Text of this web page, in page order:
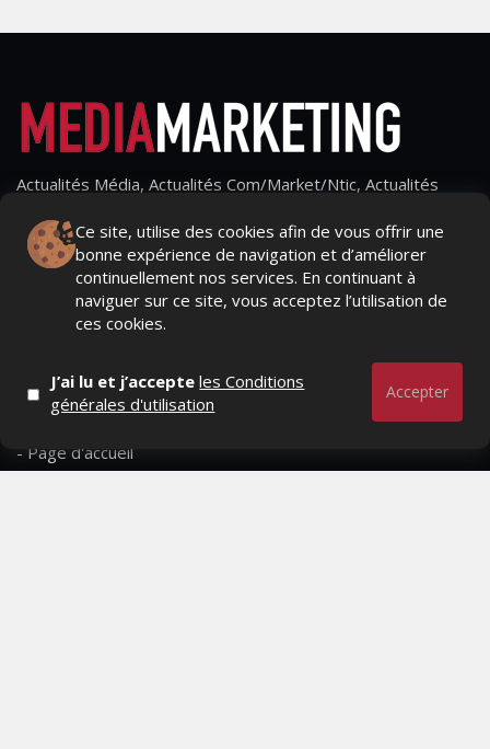
Ce site, utilise des cookies afin de vous offrir une
bonne expérience de navigation et d’améliorer
continuellement nos services. En continuant à
naviguer sur ce site, vous acceptez l’utilisation de
ces cookies.
J’ai lu et j’accepteles Conditions
générales d'utilisation
Accepter
Actualités Média, Actualités Com/Market/Ntic, Actualités
Marques avenue, Relations presse, Créa, Baromètre,
People, Métier, Profil...
RESTER CONNECTÉ
PAGES
- Page d'accueil